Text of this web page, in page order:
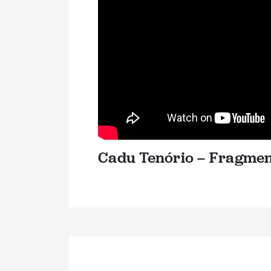
Cadu Tenório –